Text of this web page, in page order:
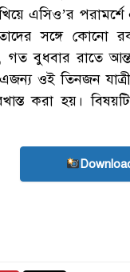
এসিও’র
সঙ্গে কোনো
বুধবার রাতে
ওই তিনজন
করা হয়।